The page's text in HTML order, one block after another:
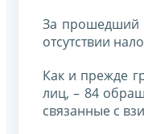
За прошедший
отсутствии
Как и прежде
лиц, – 84
связанные с